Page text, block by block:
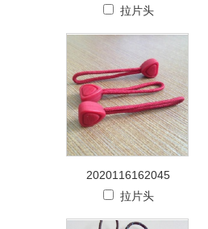
拉片头
2020116162045
拉片头